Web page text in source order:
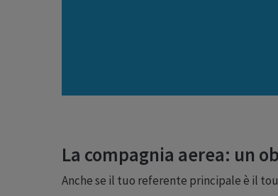
La compagnia aerea: un
Anche se il tuo referente principale è il